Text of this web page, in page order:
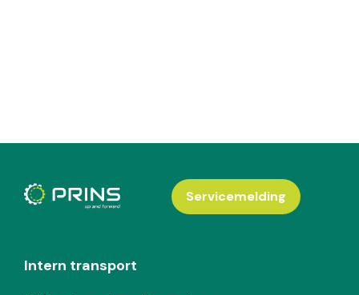
Intern transport
Servicemelding